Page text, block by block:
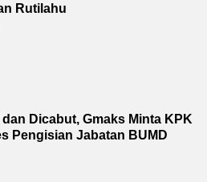
Rutilahu
Dicabut, Gmaks Minta KPK
Pengisian Jabatan BUMD